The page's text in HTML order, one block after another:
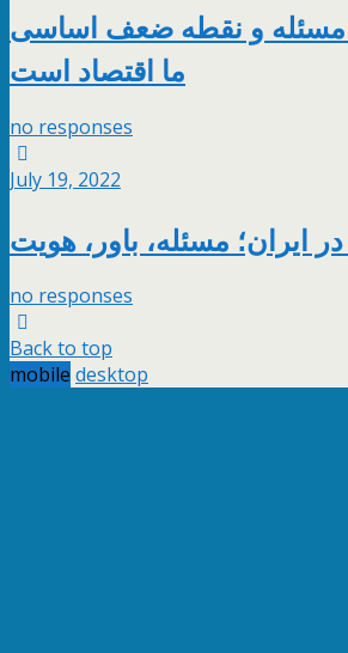
مسئله و نقطه ضعف اساسی
ما اقتصاد است
no responses
July 19, 2022
ایران؛ مسئله، باور، هویت
no responses
Back to top
mobile desktop